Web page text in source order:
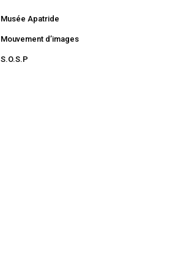
Musée Apatride
Mouvement d’images
S.O.S.P